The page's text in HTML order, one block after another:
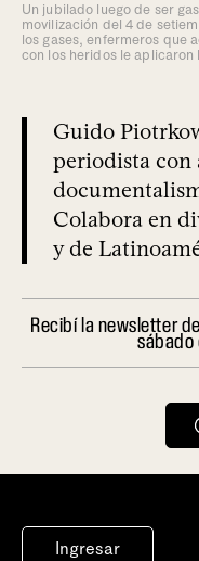
Un jubilado luego de ser
movilización del 4 de
los gases, enfermeros que
con los heridos le aplicaron
Guido
periodista con
Colabora en
y de
Recibí la newsletter
sábado
Ingresar